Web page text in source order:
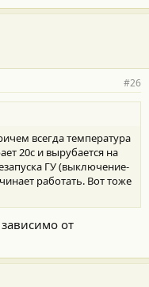
#26
всегда температура
20с и вырубается на
ГУ (выключение-
работать. Вот тоже
от